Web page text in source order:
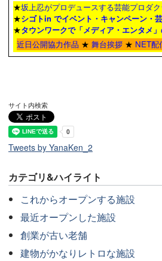
★坂上忍がプロデュースする芸能プロダ
★シゴトin でイベント・キャンペーン・
★タウンワークで「メディア・エンタメ
近日公開協力作品 ★ 舞台挨拶 ★ NET配
サイト内検索
Tweets by YanaKen_2
カテゴリ&ハイライト
これからオープンする施設
最近オープンした施設
創業が古い老舗
建物がかなりレトロな施設